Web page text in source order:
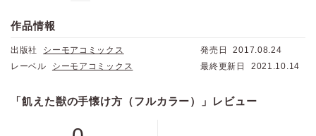
てしまう！ 「俺 吸血鬼なんだ。そして多分もうお前も…」ちょっと待
て。弘樹が吸血鬼？ そして俺も？ イキナリそんな事言われても、思考が
追いつかないんですけど――！？【フィカス】
作品情報
出版社
シーモアコミックス
レーベル
シーモアコミックス
発売日
2017.08.24
最終更新日
2021.10.14
「飢えた獣の手懐け方（フルカラー）」レビュー